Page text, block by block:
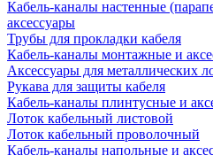
Кабель-каналы настенные
аксессуары
Трубы для прокладки кабеля
Кабель-каналы монтажные и
Аксессуары для металлических
Рукава для защиты кабеля
Кабель-каналы плинтусные и
Лоток кабельный листовой
Лоток кабельный проволочный
Кабель-каналы напольные и